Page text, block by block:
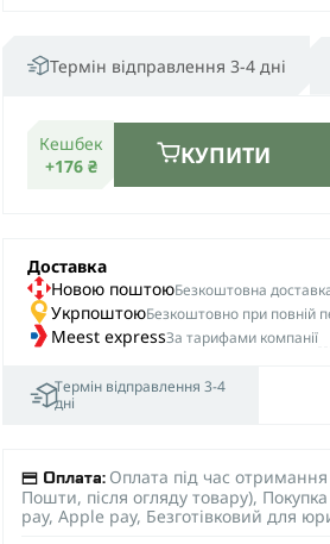
Термін відправлення 3-4 дні
Кешбек
+176 ₴
КУПИТИ
Доставка
Новою поштоюБезкоштовна
УкрпоштоюБезкоштовно при повній
Meest expressЗа тарифами компанії
Термін відправлення 3-4
дні
Оплата: Оплата під час отримання
Пошти, після огляду товару),
pay, Apple pay, Безготівковий для